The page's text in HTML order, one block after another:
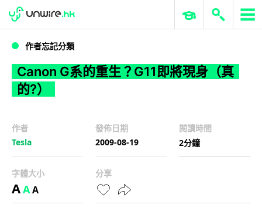
Canon G系的重生？G11即將現身（真的?）
WWDC 2026 ERP 與商業 AI
作者忘記分類
Canon G系的重生？G11即將現身（真
的?）
作者
Tesla
發佈日期
2009-08-19
閱讀時間
2分鐘
字體大小
AAA
分享